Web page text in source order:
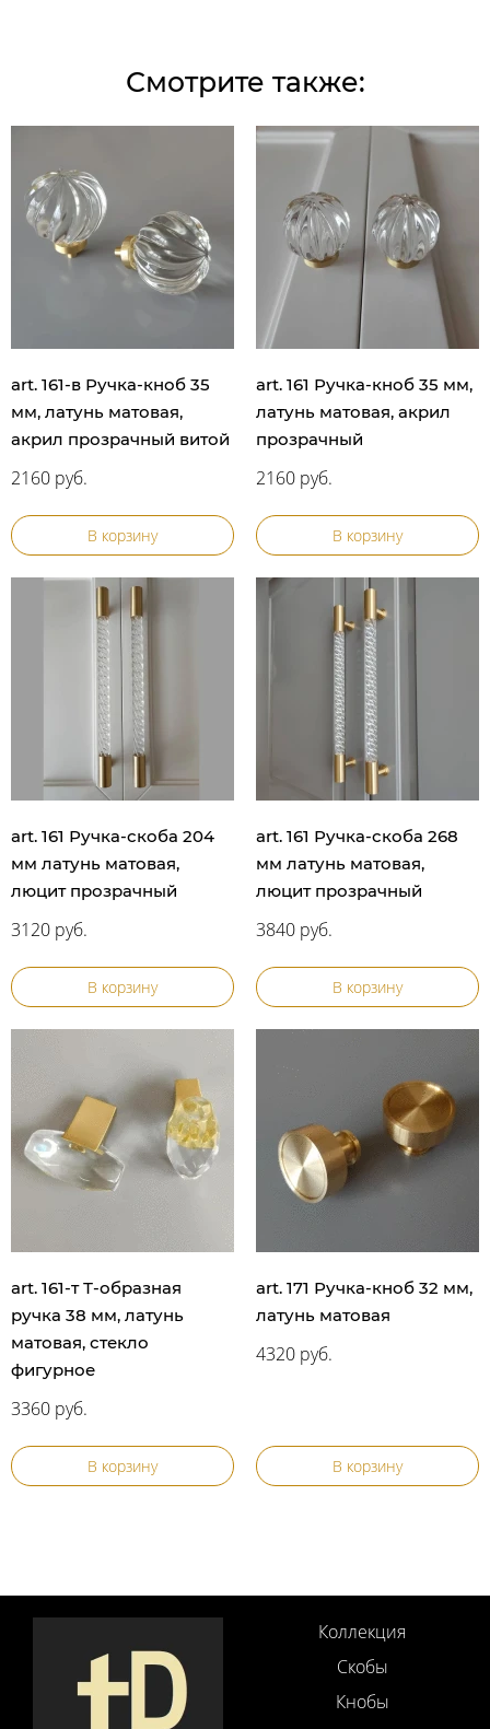
Смотрите также:
art. 161-в Ручка-кноб 35
мм, латунь матовая,
акрил прозрачный витой
2160 руб.
В корзину
art. 161 Ручка-кноб 35 мм,
латунь матовая, акрил
прозрачный
2160 руб.
В корзину
art. 161 Ручка-скоба 204
мм латунь матовая,
люцит прозрачный
3120 руб.
В корзину
art. 161 Ручка-скоба 268
мм латунь матовая,
люцит прозрачный
3840 руб.
В корзину
art. 161-т Т-образная
ручка 38 мм, латунь
матовая, стекло
фигурное
3360 руб.
В корзину
art. 171 Ручка-кноб 32 мм,
латунь матовая
4320 руб.
В корзину
Коллекция
Скобы
Кнобы